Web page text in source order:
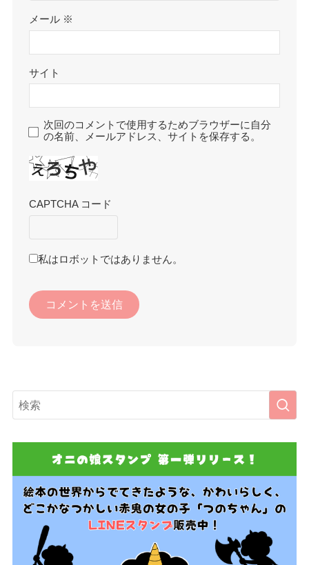
メール ※
サイト
次回のコメントで使用するためブラウザーに自分
の名前、メールアドレス、サイトを保存する。
CAPTCHA コード
私はロボットではありません。